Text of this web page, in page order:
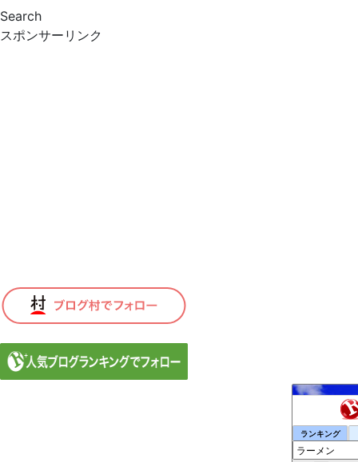
Search
スポンサーリンク
ランキング